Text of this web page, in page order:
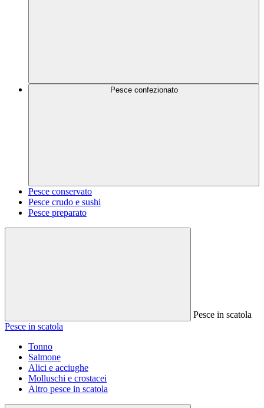
Pesce confezionato
Pesce conservato
Pesce crudo e sushi
Pesce preparato
Pesce in scatola
Pesce in scatola
Tonno
Salmone
Alici e acciughe
Molluschi e crostacei
Altro pesce in scatola